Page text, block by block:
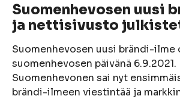
Suomenhevosen uusi
ja nettisivusto
Suomenhevosen uusi brändi-
suomenhevosen päivänä 6.9.2021.
Suomenhevonen sai nyt
brändi-ilmeen viestintää ja